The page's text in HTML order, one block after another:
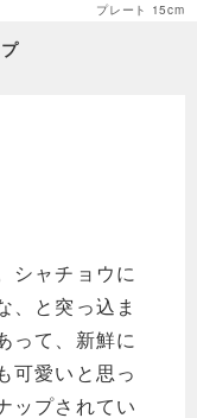
プレート 15cm
シャチョウに
、と突っ込ま
って、新鮮に
可愛いと思っ
ップされてい